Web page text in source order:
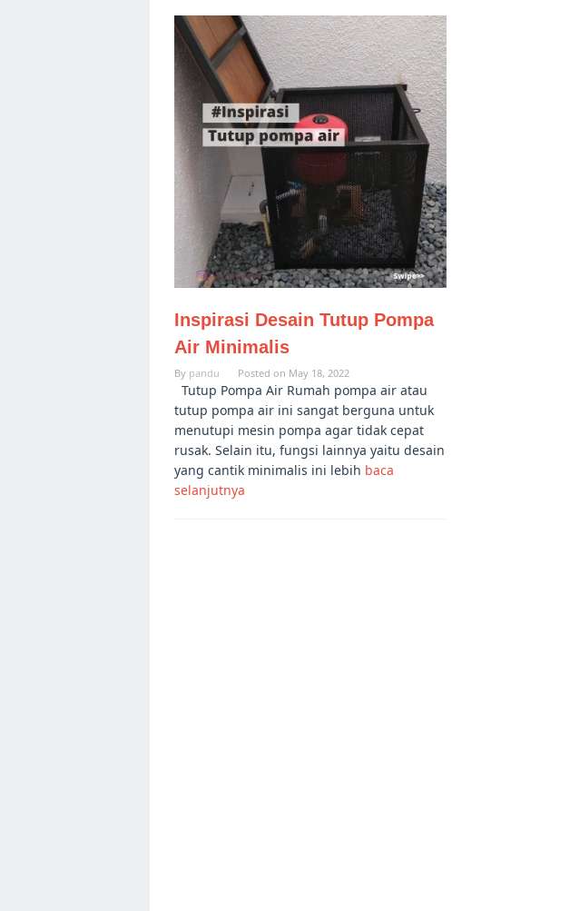
Inspirasi Desain Tutup Pompa
Air Minimalis
By pandu Posted on May 18, 2022
Tutup Pompa Air Rumah pompa air atau
tutup pompa air ini sangat berguna untuk
menutupi mesin pompa agar tidak cepat
rusak. Selain itu, fungsi lainnya yaitu desain
yang cantik minimalis ini lebih baca
selanjutnya